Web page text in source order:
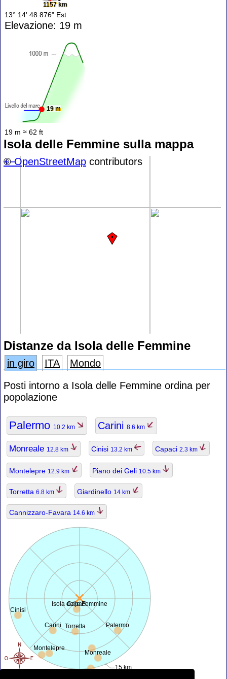
1157 km
13° 14' 48.876" Est
Elevazione: 19 m
19 m
19 m ≈ 62 ft
Isola delle Femmine sulla mappa
+−
©OpenStreetMap contributors
Distanze da Isola delle Femmine
in giro ITA
Mondo
Posti intorno a Isola delle Femmine ordina per
popolazione
Palermo 10.2 km Carini 8.6 km
Monreale 12.8 km Cinisi 13.2 km Capaci 2.3 km
Montelepre 12.9 km Piano dei Geli 10.5 km
Torretta 6.8 km Giardinello 14 km
Cannizzaro-Favara 14.6 km
Isola delle Femmine
15 km
Palermo
Carini
Monreale
Cinisi
Capaci
Montelepre
Torretta